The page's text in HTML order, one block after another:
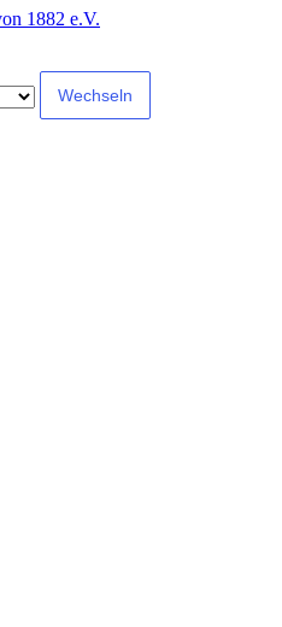
1882 e.V.